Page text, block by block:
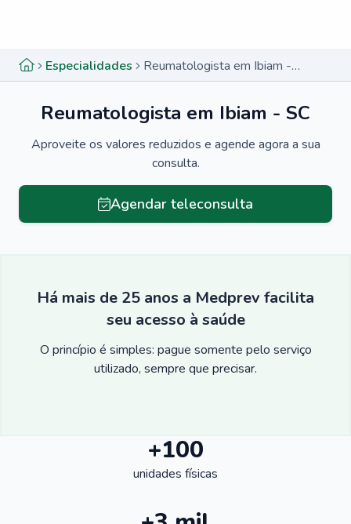
Especialidades Reumatologista em Ibiam - SC
Reumatologista em Ibiam - SC
Aproveite os valores reduzidos e agende agora a sua
consulta.
Agendar teleconsulta
Há mais de 25 anos a Medprev facilita
seu acesso à saúde
O princípio é simples: pague somente pelo serviço
utilizado, sempre que precisar.
+100
unidades físicas